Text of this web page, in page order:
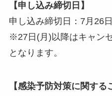
【申し込み締切日】
申し込み締切日：7月26
※27日(月)以降はキャン
となります。
【感染予防対策に関する